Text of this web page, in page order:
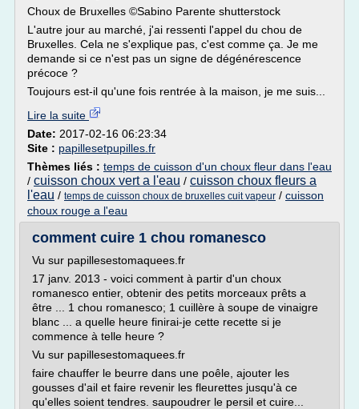
Choux de Bruxelles ©Sabino Parente shutterstock
L'autre jour au marché, j'ai ressenti l'appel du chou de
Bruxelles. Cela ne s'explique pas, c'est comme ça. Je me
demande si ce n'est pas un signe de dégénérescence
précoce ?
Toujours est-il qu'une fois rentrée à la maison, je me suis...
Lire la suite
Date: 2017-02-16 06:23:34
Site : papillesetpupilles.fr
Thèmes liés : temps de cuisson d'un choux fleur dans l'eau
/ cuisson choux vert a l'eau / cuisson choux fleurs a
l'eau / temps de cuisson choux de bruxelles cuit vapeur / cuisson
choux rouge a l'eau
comment cuire 1 chou romanesco
Vu sur papillesestomaquees.fr
17 janv. 2013 - voici comment à partir d'un choux
romanesco entier, obtenir des petits morceaux prêts a
être ... 1 chou romanesco; 1 cuillère à soupe de vinaigre
blanc ... a quelle heure finirai-je cette recette si je
commence à telle heure ?
Vu sur papillesestomaquees.fr
faire chauffer le beurre dans une poêle, ajouter les
gousses d'ail et faire revenir les fleurettes jusqu'à ce
qu'elles soient tendres. saupoudrer le persil et cuire...